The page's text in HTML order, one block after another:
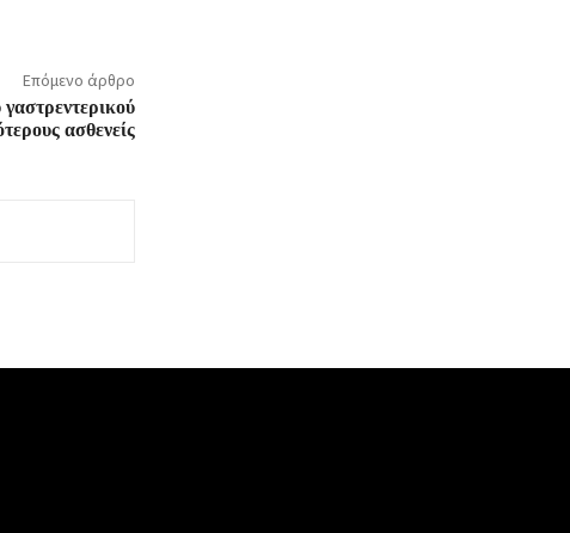
Επόμενο άρθρο
ασθενείς